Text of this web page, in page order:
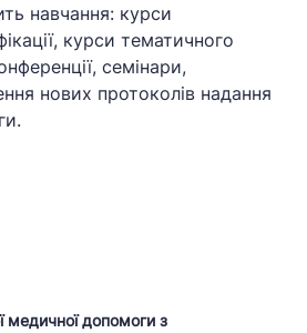
навчання: курси
курси тематичного
семінари,
нових протоколів надання
медичної допомоги з